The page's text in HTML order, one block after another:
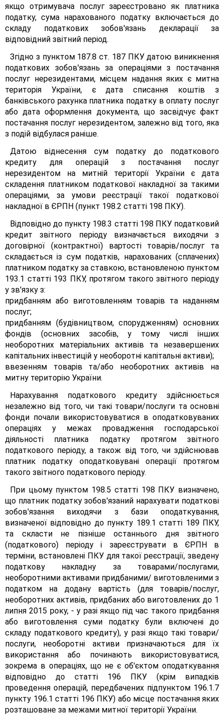
якщо отримувача послуг зареєстровано як платника
податку, сума нарахованого податку включається до
складу податкових зобов'язань декларації за
відповідний звітний період.
Згідно з пунктом 187.8 ст. 187 ПКУ датою виникнення
податкових зобов'язань за операціями з постачання
послуг нерезидентами, місцем надання яких є митна
територія України, є дата списання коштів з
банківського рахунка платника податку в оплату послуг
або дата оформлення документа, що засвідчує факт
постачання послуг нерезидентом, залежно від того, яка
з подій відбулася раніше.
Датою віднесення сум податку до податкового
кредиту для операцій з постачання послуг
нерезидентом на митній території України є дата
складення платником податкової накладної за такими
операціями, за умови реєстрації такої податкової
накладної в ЄРПН (пункт 198.2 статті 198 ПКУ).
Відповідно до пункту 198.3 статті 198 ПКУ податковий
кредит звітного періоду визначається виходячи з
договірної (контрактної) вартості товарів/послуг та
складається із сум податків, нарахованих (сплачених)
платником податку за ставкою, встановленою пунктом
193.1 статті 193 ПКУ, протягом такого звітного періоду
у зв'язку з:
придбанням або виготовленням товарів та наданням
послуг;
придбанням (будівництвом, спорудженням) основних
фондів (основних засобів, у тому числі інших
необоротних матеріальних активів та незавершених
капітальних інвестицій у необоротні капітальні активи);
ввезенням товарів та/або необоротних активів на
митну територію України.
Нарахування податкового кредиту здійснюється
незалежно від того, чи такі товари/послуги та основні
фонди почали використовуватися в оподатковуваних
операціях у межах провадження господарської
діяльності платника податку протягом звітного
податкового періоду, а також від того, чи здійснював
платник податку оподатковувані операції протягом
такого звітного податкового періоду.
При цьому пунктом 198.5 статті 198 ПКУ визначено,
що платник податку зобов'язаний нарахувати податкові
зобов'язання виходячи з бази оподаткування,
визначеної відповідно до пункту 189.1 статті 189 ПКУ,
та скласти не пізніше останнього дня звітного
(податкового) періоду і зареєструвати в ЄРПН в
терміни, встановлені ПКУ для такої реєстрації, зведену
податкову накладну за товарами/послугами,
необоротними активами придбаними/ виготовленими з
податком на додану вартість (для товарів/послуг,
необоротних активів, придбаних або виготовлених до 1
липня 2015 року, - у разі якщо під час такого придбання
або виготовлення суми податку були включені до
складу податкового кредиту), у разі якщо такі товари/
послуги, необоротні активи призначаються для їх
використання або починають використовуватися,
зокрема в операціях, що не є об'єктом оподаткування
відповідно до статті 196 ПКУ (крім випадків
проведення операцій, передбачених підпунктом 196.1.7
пункту 196.1 статті 196 ПКУ) або місце постачання яких
розташоване за межами митної території України.